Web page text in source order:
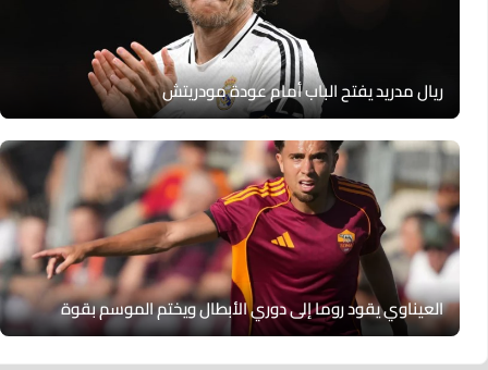
ريال مدريد يفتح الباب أمام عودة مودريتش
العيناوي يقود روما إلى دوري الأبطال ويختم الموسم بقوة